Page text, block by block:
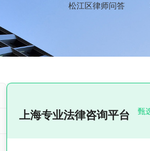
松江区律师问答
上海专业法律咨询平台 甄